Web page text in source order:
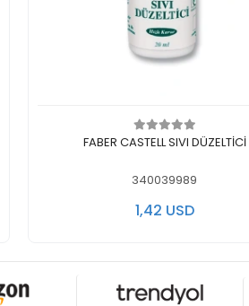
Add to cart
FABER CASTELL SIVI DÜZELTİCİ
340039989
1,42 USD